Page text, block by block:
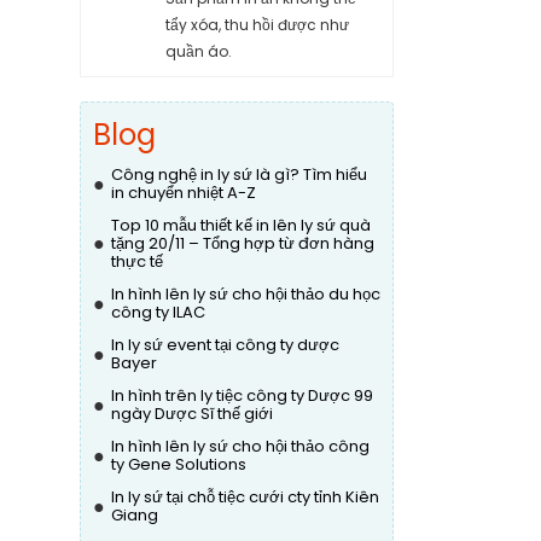
tẩy xóa, thu hồi được như
quần áo.
Blog
● Công nghệ in ly sứ là gì? Tìm hiểu
in chuyển nhiệt A-Z
●
Top 10 mẫu thiết kế in lên ly sứ quà
tặng 20/11 – Tổng hợp từ đơn hàng
thực tế
● In hình lên ly sứ cho hội thảo du học
công ty ILAC
● In ly sứ event tại công ty dược
Bayer
● In hình trên ly tiệc công ty Dược 99
ngày Dược Sĩ thế giới
● In hình lên ly sứ cho hội thảo công
ty Gene Solutions
● In ly sứ tại chỗ tiệc cưới cty tỉnh Kiên
Giang